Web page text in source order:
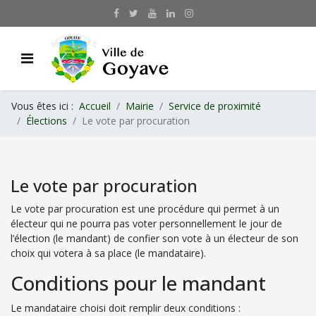
Vous êtes ici : Accueil Mairie
Service de proximité
Élections
Le vote par procuration
Le vote par procuration
Le vote par procuration est une procédure qui permet à un
électeur qui ne pourra pas voter personnellement le jour de
l’élection (le mandant) de confier son vote à un électeur de son
choix qui votera à sa place (le mandataire).
Conditions pour le mandant
Le mandataire choisi doit remplir deux conditions :